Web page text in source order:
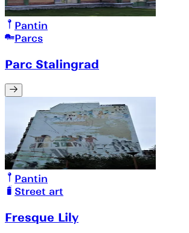
Pantin
Parcs
Parc Stalingrad
Pantin
Street art
Fresque Lily